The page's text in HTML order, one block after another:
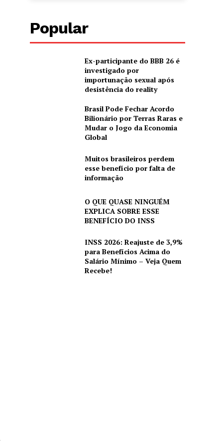
Popular
Ex-participante do BBB 26 é
investigado por
importunação sexual após
desistência do reality
Brasil Pode Fechar Acordo
Bilionário por Terras Raras e
Mudar o Jogo da Economia
Global
Muitos brasileiros perdem
esse benefício por falta de
informação
O QUE QUASE NINGUÉM
EXPLICA SOBRE ESSE
BENEFÍCIO DO INSS
INSS 2026: Reajuste de 3,9%
para Benefícios Acima do
Salário Mínimo – Veja Quem
Recebe!